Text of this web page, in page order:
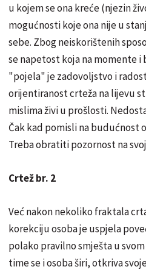
u kojem se ona kreće (njezin
mogućnosti koje ona nije u
sebe. Zbog neiskorištenih
se napetost koja na momente i
"pojela" je zadovoljstvo i
orijentiranost crteža na lijevu
mislima živi u prošlosti.
Čak kad pomisli na budućnost
Treba obratiti pozornost na
Crtež br. 2
Već nakon nekoliko fraktala
korekciju osoba je uspjela
polako pravilno smješta u
time se i osoba širi, otkriva